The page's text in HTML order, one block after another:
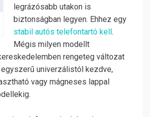
legrázósabb utakon is
biztonságban legyen. Ehhez egy
stabil autós telefontartó kell .
Mégis milyen modellt
rengeteg változat
egyszerű univerzálistól kezdve,
vagy mágneses lappal